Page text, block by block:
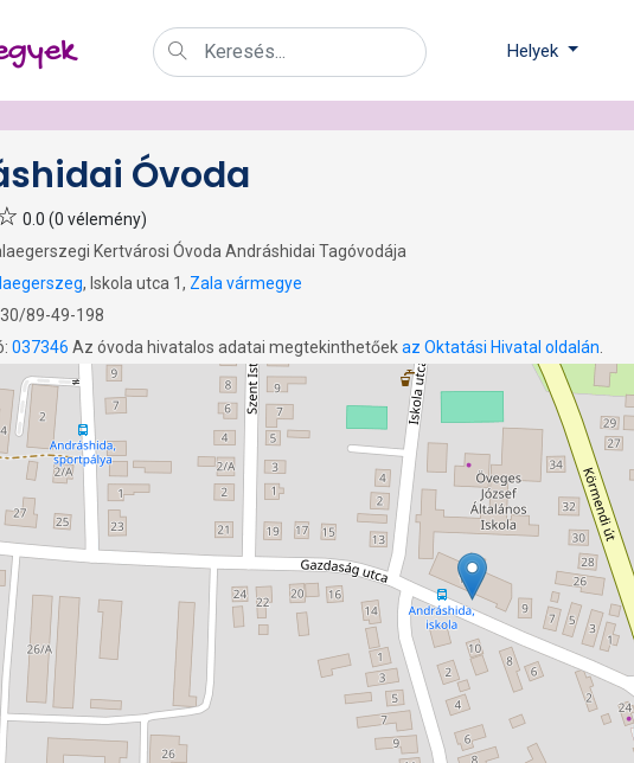
Helyek
Óvoda
0.0 (0 vélemény)
Kertvárosi Óvoda Andráshidai Tagóvodája
, Iskola utca 1, Zala vármegye
89-49-198
037346 Az óvoda hivatalos adatai megtekinthetőekaz Oktatási Hivatal oldalán